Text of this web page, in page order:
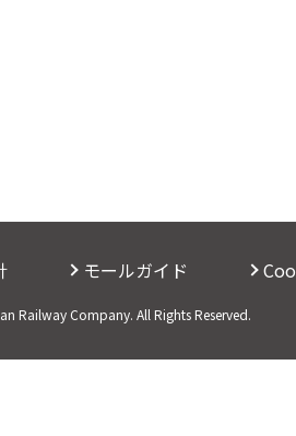
モールガイド
Railway Company. All Rights Reserved.